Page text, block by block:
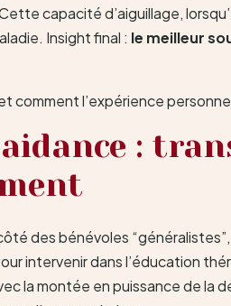
capacité d’aiguillage,
Insight final : le meilleur
comment l’expérience
:
des bénévoles
intervenir dans l’éducation
la montée en puissance de la